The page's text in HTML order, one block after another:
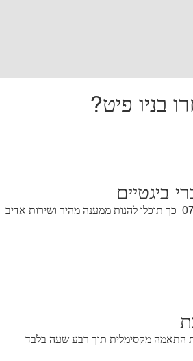
בניו פיט?
כך תוכלו להנות ממענה מהיר ושירות אדיב
מקסימלית תוך רבע שעה בלבד